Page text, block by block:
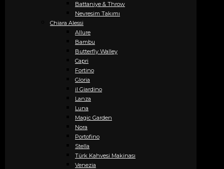
Battaniye & Throw
Nevresim Takımı
Chiara Alessi
Allure
Bambu
Butterfly Walley
Capri
Fortino
Gloria
il Giardino
Lanza
Luna
Magic Garden
Nora
Portofino
Stella
Türk Kahvesi Makinası
Venezia